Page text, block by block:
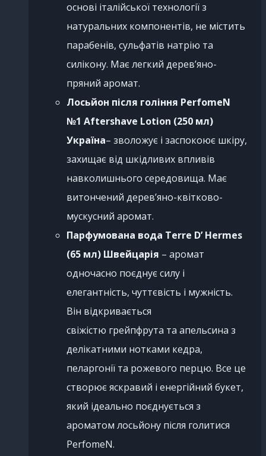
основі італійської технології з
натуральних компонентів, не містить
парабенів, сульфатів натрію та
силікону. Має легкий дерев’яно-
пряний аромат.
Лосьйон після гоління PerfomeN
№1 Aftershave Lotion (250 мл)
Україна– зволожує і заспокоює шкіру,
захищає від шкідливих впливів
навколишнього середовища. Має
витончений дерев’яно-квітково-
мускусний аромат.
Парфумована вода Terre D’ Hermes
(65 мл) Швейцарія – аромат
одночасно поєднує силу і
елегантність, чуттєвість і мужність.
Він відкривається
свіжістю грейпфрута та апельсина з
делікатними нотками кедра,
пеларгонії та рожевого перцю. Все це
створює яскравий і енергійний букет,
який ідеально поєднується з
ароматом лосьйону після голитися
PerfomeN.